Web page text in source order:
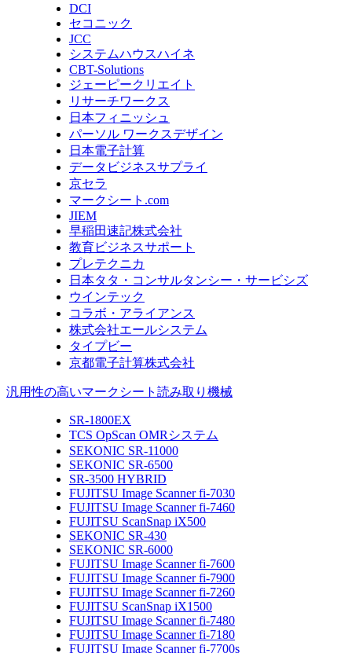
DCI
セコニック
JCC
システムハウスハイネ
CBT-Solutions
ジェーピークリエイト
リサーチワークス
日本フィニッシュ
パーソル ワークスデザイン
日本電子計算
データビジネスサプライ
京セラ
マークシート.com
JIEM
早稲田速記株式会社
教育ビジネスサポート
プレテクニカ
日本タタ・コンサルタンシー・サービシズ
ウインテック
コラボ・アライアンス
株式会社エールシステム
タイプビー
京都電子計算株式会社
汎用性の高いマークシート読み取り機械
SR-1800EX
TCS OpScan OMRシステム
SEKONIC SR-11000
SEKONIC SR-6500
SR-3500 HYBRID
FUJITSU Image Scanner fi-7030
FUJITSU Image Scanner fi-7460
FUJITSU ScanSnap iX500
SEKONIC SR-430
SEKONIC SR-6000
FUJITSU Image Scanner fi-7600
FUJITSU Image Scanner fi-7900
FUJITSU Image Scanner fi-7260
FUJITSU ScanSnap iX1500
FUJITSU Image Scanner fi-7480
FUJITSU Image Scanner fi-7180
FUJITSU Image Scanner fi-7700s